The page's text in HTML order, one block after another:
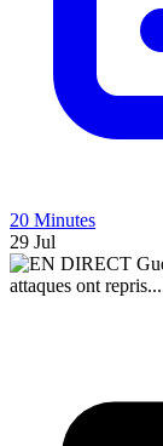
20 Minutes
29 Jul